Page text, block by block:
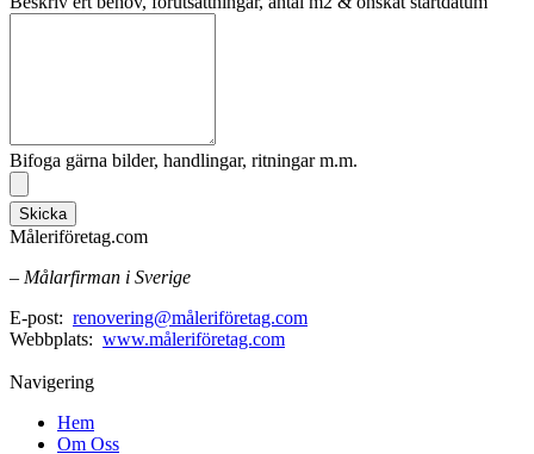
Bifoga gärna bilder, handlingar, ritningar m.m.
Skicka
Måleriföretag.com
– Målarfirman i Sverige
E-post: renovering@måleriföretag.com
Webbplats: www.måleriföretag.com
Navigering
Hem
Om Oss